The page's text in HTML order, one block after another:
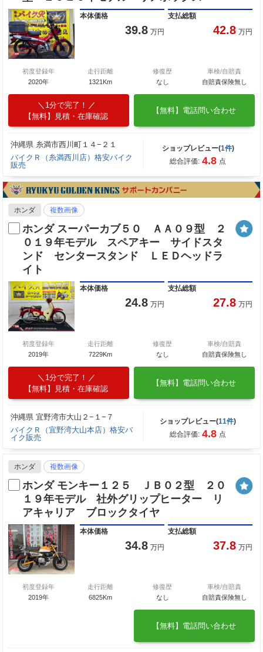
本体価格
39.8 万円
支払総額
42.8 万円
初度登録年
2020年
走行距離
1321Km
修復歴
なし
車検/自賠責
自賠責保険無し
1分で完了！
【無料】見積・在庫確認
【無料】電話問い合わせ
沖縄県 糸満市西川町１４−２１
バイクＲ（糸満西川店）格安バイク
販売
ショップレビュー(1件)
総合評価: 4.8 点
ホンダ 複数画像
ホンダ スーパーカブ５０ ＡＡ０９型 ２
０１９年モデル スペアキー サイドスタ
ンド センタースタンド ＬＥＤヘッドラ
イト
本体価格
24.8 万円
支払総額
27.8 万円
初度登録年
2019年
走行距離
7229Km
修復歴
なし
車検/自賠責
自賠責保険無し
1分で完了！
【無料】見積・在庫確認
【無料】電話問い合わせ
沖縄県 宜野湾市大山２−１−７
バイクＲ（宜野湾大山本店）格安バ
イク販売
ショップレビュー(11件)
総合評価: 4.8 点
ホンダ 複数画像
ホンダ モンキー１２５ ＪＢ０２型 ２０
１９年モデル 社外グリップヒーター リ
アキャリア ブロックタイヤ
本体価格
34.8 万円
支払総額
37.8 万円
初度登録年
2019年
走行距離
6825Km
修復歴
なし
車検/自賠責
自賠責保険無し
【無料】電話問い合わせ